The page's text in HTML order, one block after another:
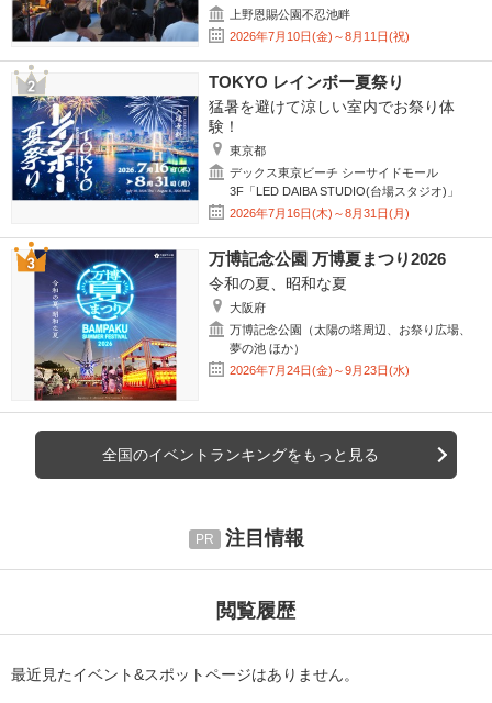
上野恩賜公園不忍池畔
2026年7月10日(金)～8月11日(祝)
TOKYO レインボー夏祭り
猛暑を避けて涼しい室内でお祭り体
験！
東京都
デックス東京ビーチ シーサイドモール
3F「LED DAIBA STUDIO(台場スタジオ)」
2026年7月16日(木)～8月31日(月)
万博記念公園 万博夏まつり2026
令和の夏、昭和な夏
大阪府
万博記念公園（太陽の塔周辺、お祭り広場、
夢の池 ほか）
2026年7月24日(金)～9月23日(水)
全国のイベントランキングをもっと見る
注目情報
閲覧履歴
最近見たイベント&スポットページはありません。